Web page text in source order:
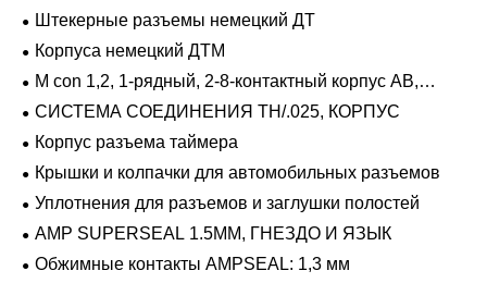
Штекерные разъемы немецкий ДТ
Корпуса немецкий ДТМ
M con 1,2, 1-рядный, 2-8-контактный корпус AB,
герметичный
СИСТЕМА СОЕДИНЕНИЯ TH/.025, КОРПУС
Корпус разъема таймера
Крышки и колпачки для автомобильных разъемов
Уплотнения для разъемов и заглушки полостей
AMP SUPERSEAL 1.5MM, ГНЕЗДО И ЯЗЫК
Обжимные контакты AMPSEAL: 1,3 мм